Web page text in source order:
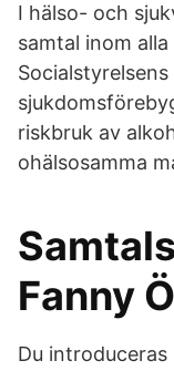
I hälso- och
samtal inom
riskbruk av
ohälsosamma
Fanny
Du